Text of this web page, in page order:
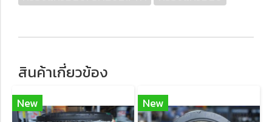
สินค้าเกี่ยวข้อง
New New